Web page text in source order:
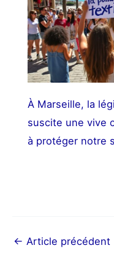
À Marseille, la
suscite une vive
à protéger notre
← Article précédent